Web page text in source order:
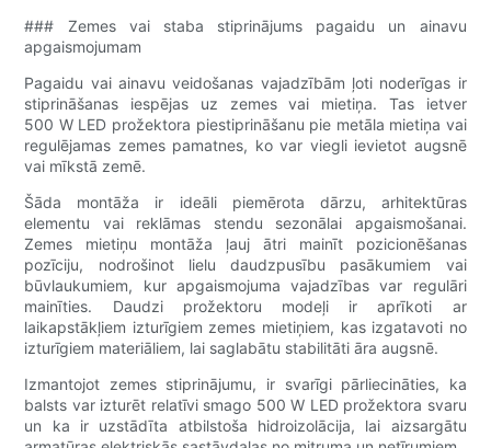
### Zemes vai staba stiprinājums pagaidu un ainavu
apgaismojumam
Pagaidu vai ainavu veidošanas vajadzībām ļoti noderīgas ir
stiprināšanas iespējas uz zemes vai mietiņa. Tas ietver
500 W LED prožektora piestiprināšanu pie metāla mietiņa vai
regulējamas zemes pamatnes, ko var viegli ievietot augsnē
vai mīkstā zemē.
Šāda montāža ir ideāli piemērota dārzu, arhitektūras
elementu vai reklāmas stendu sezonālai apgaismošanai.
Zemes mietiņu montāža ļauj ātri mainīt pozicionēšanas
pozīciju, nodrošinot lielu daudzpusību pasākumiem vai
būvlaukumiem, kur apgaismojuma vajadzības var regulāri
mainīties. Daudzi prožektoru modeļi ir aprīkoti ar
laikapstākļiem izturīgiem zemes mietiņiem, kas izgatavoti no
izturīgiem materiāliem, lai saglabātu stabilitāti āra augsnē.
Izmantojot zemes stiprinājumu, ir svarīgi pārliecināties, ka
balsts var izturēt relatīvi smago 500 W LED prožektora svaru
un ka ir uzstādīta atbilstoša hidroizolācija, lai aizsargātu